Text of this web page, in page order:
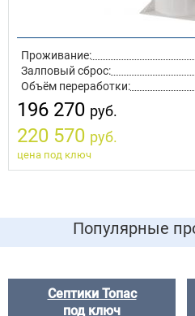
Проживание:
Залповый сброс:
Объём переработки:
196 270 руб.
220 570 руб.
цена под ключ
Популярные
Септики Топас
под ключ